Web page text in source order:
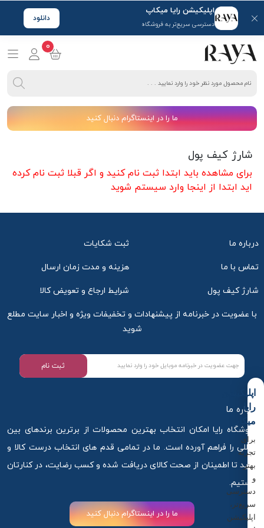
اپلیکیشن رایا میکاپ
دسترسی سریع‌تر به فروشگاه
دانلود
0
ما را در اینستاگرام دنبال کنید
شارژ کیف پول
برای مشاهده باید ابتدا ثبت نامکنید و اگر قبلا ثبت نام کرده
اید ابتدا از اینجا وارد سیستم شوید
درباره ما ثبت شکایات
تماس با ما هزینه و مدت زمان ارسال
شارژ کیف پول شرایط ارجاع و تعویض کالا
با عضویت در خبرنامه از پیشنهادات و تخفیفات ویژه و اخبار سایت مطلع
شوید
ثبت نام
درباره ما
فروشگاه رایا امکان انتخاب بهترین محصولات از برترین برندهای بین
المللی را فراهم آورده است. ما در تمامی قدم های انتخاب درست کالا و
خرید تا اطمینان از صحت کالای دریافت شده و کسب رضایت، در کنارتان
هستیم.
ما را در اینستاگرام دنبال کنید
اپلیکیشن
رایا
میکاپ
برای
تجربه
بهتر
و
دسترسی
سریع‌تر،
اپلیکیشن